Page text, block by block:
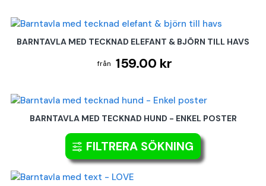
BARNTAVLA MED TECKNAD ELEFANT & BJÖRN TILL HAVS
159.00 kr
BARNTAVLA MED TECKNAD HUND - ENKEL POSTER
119.00 kr
FILTRERA SÖKNING